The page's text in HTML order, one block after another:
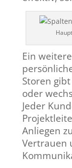
Ein
Storen
oder
Jeder
Anliegen
Vertrauen